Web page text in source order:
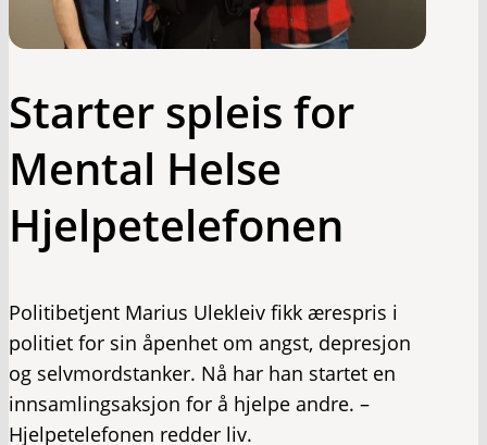
Starter spleis for
Mental Helse
Hjelpetelefonen
Politibetjent Marius Ulekleiv fikk ærespris i
politiet for sin åpenhet om angst, depresjon
og selvmordstanker. Nå har han startet en
innsamlingsaksjon for å hjelpe andre. –
Hjelpetelefonen redder liv.